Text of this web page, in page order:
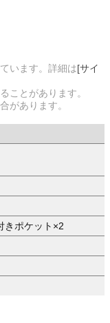
います。詳細は[サイ
ことがあります。
があります。
きポケット×2